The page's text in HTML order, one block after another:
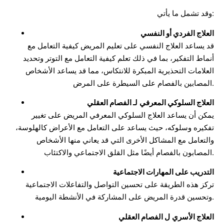
وقد تشمل ما يأتي:
العلاج الفردي أو النفسي
أنماط التفكير، بما في ذلك تعلم كيفية التعامل مع التوتر وتحديد
العلامات التحذيرية المبكرة للانتكاس، مما قد يساعد الأشخاص
المصابين بالفصام على السيطرة على المرض.
العلاج السلوكي المعرفي لـ الفصام العقلي
يمكن أن يساعد العلاج السلوكي المعرفي المريض على تغيير
تفكيره وسلوكه، حيث يساعد على التعامل مع الأعراض كالهلوسة،
والتعامل مع المشاكل الأخرى التي قد يعاني منها الأشخاص
المصابون بالفصام أيضًا مثل القلق الاجتماعي والاكتئاب.
التدريب على المهارات الاجتماعية
تركز هذه الطريقة على تحسين التواصل والتفاعلات الاجتماعية
وتحسين قدرة المريض على المشاركة في الأنشطة اليومية.
العلاج الأسري ل الفصام العقلي